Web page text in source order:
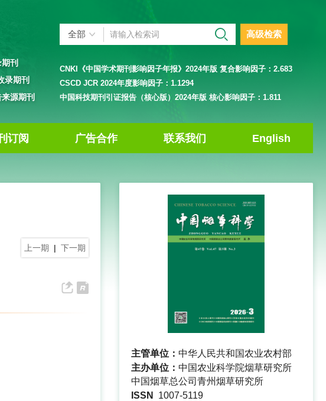
刊
录期刊
源期刊
高级检索
CNKI《中国学术期刊影响因子年报》2024年版 复合影响因子： 2.683
CSCD JCR 2024年度影响因子： 1.1294
中国科技期刊引证报告（核心版）2024年版 核心影响因子： 1.811
订阅 广告合作 联系我们 English
上一期 | 下一期
主管单位： 中华人民共和国农业农村部
主办单位： 中国农业科学院烟草研究所
中国烟草总公司青州烟草研究所
ISSN
1007-5119